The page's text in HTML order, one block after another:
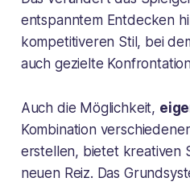
entspanntem Entdecken
kompetitiveren Stil, bei
auch gezielte
Auch die Möglichkeit,
Kombination
erstellen, bietet kreativen
neuen Reiz. Das